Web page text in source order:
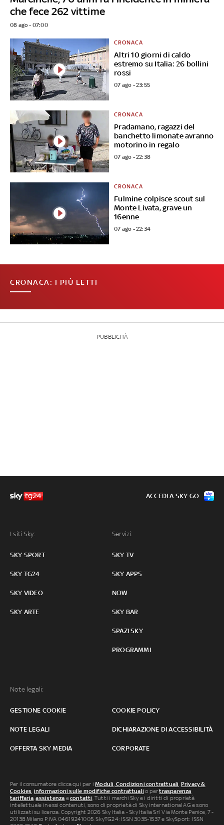
che fece 262 vittime
08 ago - 07:00
Altri 10 giorni di caldo
estremo su Italia: 26 bollini
rossi
CRONACA
07 ago - 23:55
Pradamano, ragazzi del
banchetto limonate avranno
motorino in regalo
CRONACA
07 ago - 22:38
Fulmine colpisce scout sul
Monte Livata, grave un
16enne
CRONACA
07 ago - 22:34
CRONACA: I PIÙ LETTI
PUBBLICITÀ
I siti Sky:
SKY SPORT
SKY TG24
SKY VIDEO
SKY ARTE
Servizi:
SKY TV
SKY APPS
NOW
SKY BAR
SPAZI SKY
PROGRAMMI
Note legali:
GESTIONE COOKIE COOKIE POLICY
NOTE LEGALI DICHIARAZIONE DI ACCESSIBILITÀ
OFFERTA SKY MEDIA CORPORATE
ACCEDI A SKY GO
Per il consumatore clicca qui per iModuli, Condizioni contrattuali Privacy &
Cookies informazioni sulle modifiche contrattuali o pertrasparenza
tariffaria ,assistenza econtatti . Tutti i marchi Sky e i diritti di proprietà
intellettuale in essi contenuti, sono di proprietà di Sky international AG e sono
utilizzati su licenza. Copyright 2026 Sky Italia - Sky Italia Srl Via Monte Penice, 7 -
20138 Milano P.IVA 04619241005. SkyTG24: ISSN 3035-1537 e SkySport: ISSN